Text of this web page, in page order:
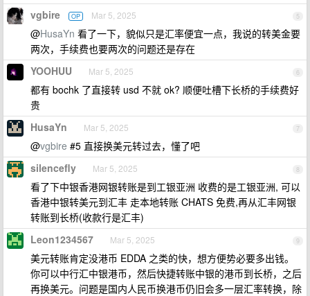
5
vgbire OP Mar 5, 2025
@HusaYn 看了一下，貌似只是汇率便宜一点，我说的转美金要
两次，手续费也要两次的问题还是存在
6
YOOHUU Mar 5, 2025
都有 bochk 了直接转 usd 不就 ok? 顺便吐槽下长桥的手续费好
贵
7
HusaYn Mar 5, 2025
@vgbire #5 直接换美元转过去，懂了吧
8
silencefly Mar 5, 2025
看了下中银香港网银转账是到工银亚洲 收费的是工银亚洲, 可以
香港中银转美元到汇丰 走本地转账 CHATS 免费,再从汇丰网银
转账到长桥(收款行是汇丰)
9
Leon1234567 Mar 5, 2025
美元转账肯定没港币 EDDA 之类的快，想方便势必要多出钱。
你可以中行汇中银港币，然后快捷转账中银的港币到长桥，之后
再换美元。问题是国内人民币换港币仍旧会多一层汇率转换，除